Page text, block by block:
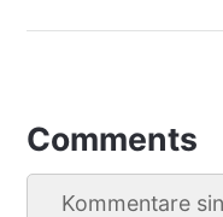
Comments
Kommentare